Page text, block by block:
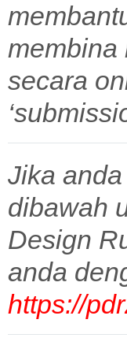
membina
secara
Jika
dibawah
Design
anda
https://